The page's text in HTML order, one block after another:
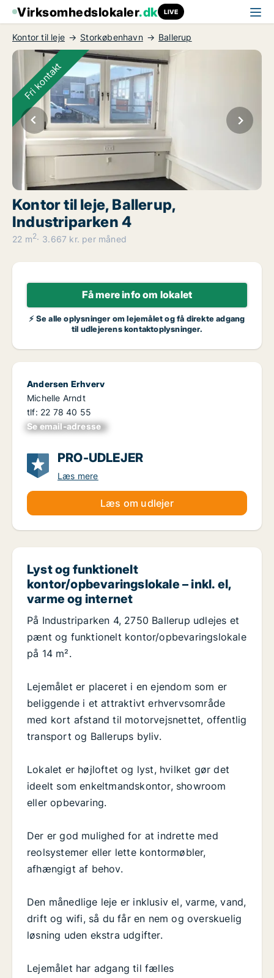
Virksomhedslokaler.dk LIVE
Kontor til leje Storkøbenhavn Ballerup
Fri kontakt
Kontor til leje, Ballerup,
Industriparken 4
22 m2 3.667 kr. per måned
Få mere info om lokalet
⚡ Se alle oplysninger om lejemålet og få direkte adgang
til udlejerens kontaktoplysninger.
Andersen Erhverv
Michelle Arndt
tlf: 22 78 40 55
Se email-adresse
xxxxxxxxxxxxxxxx
PRO-UDLEJER
Læs mere
Læs om udlejer
Lyst og funktionelt
kontor/opbevaringslokale – inkl. el,
varme og internet
På Industriparken 4, 2750 Ballerup udlejes et
pænt og funktionelt kontor/opbevaringslokale
på 14 m².
Lejemålet er placeret i en ejendom som er
beliggende i et attraktivt erhvervsområde
med kort afstand til motorvejsnettet, offentlig
transport og Ballerups byliv.
Lokalet er højloftet og lyst, hvilket gør det
ideelt som enkeltmandskontor, showroom
eller opbevaring.
Der er god mulighed for at indrette med
reolsystemer eller lette kontormøbler,
afhængigt af behov.
Den månedlige leje er inklusiv el, varme, vand,
drift og wifi, så du får en nem og overskuelig
løsning uden ekstra udgifter.
Lejemålet har adgang til fælles